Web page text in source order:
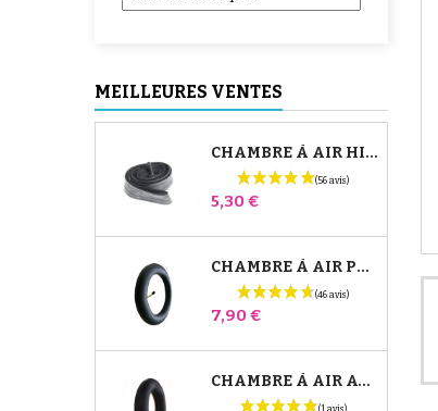
MEILLEURES VENTES
CHAMBRE À AIR HIGH TREK BÉBÉ CONFORT
Prix
5,30 €
CHAMBRE À AIR POUSSETTE JANÉ SLALOM PRO ET POWERTWIN
Prix
7,90 €
CHAMBRE À AIR AVANT POUSSETTE BUGABOO DONKEY